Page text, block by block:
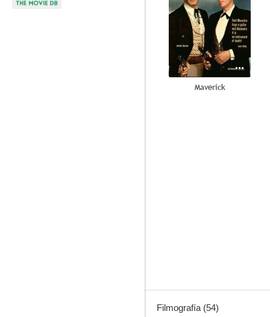
Maverick
Filmografía (54)